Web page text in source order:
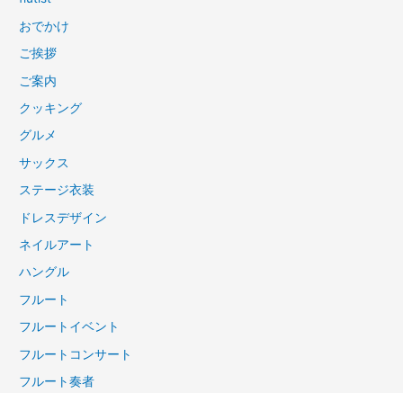
おでかけ
ご挨拶
ご案内
クッキング
グルメ
サックス
ステージ衣装
ドレスデザイン
ネイルアート
ハングル
フルート
フルートイベント
フルートコンサート
フルート奏者